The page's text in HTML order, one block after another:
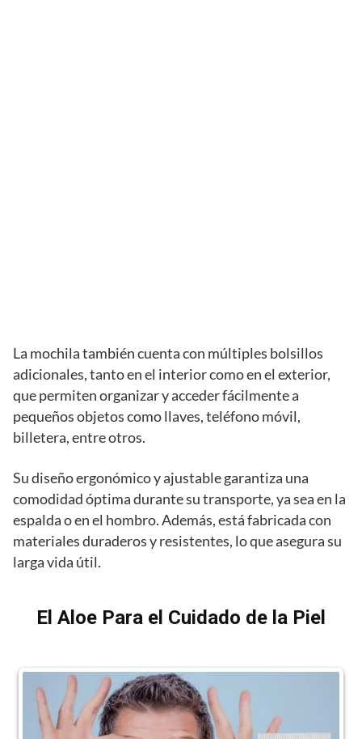
La mochila también cuenta con múltiples bolsillos
adicionales, tanto en el interior como en el exterior,
que permiten organizar y acceder fácilmente a
pequeños objetos como llaves, teléfono móvil,
billetera, entre otros.
Su diseño ergonómico y ajustable garantiza una
comodidad óptima durante su transporte, ya sea en la
espalda o en el hombro. Además, está fabricada con
materiales duraderos y resistentes, lo que asegura su
larga vida útil.
El Aloe Para el Cuidado de la Piel